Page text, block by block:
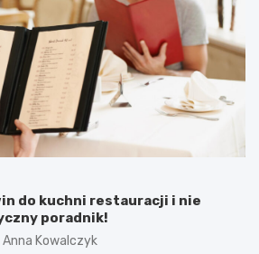
do kuchni restauracji i nie
poradnik!
Anna Kowalczyk